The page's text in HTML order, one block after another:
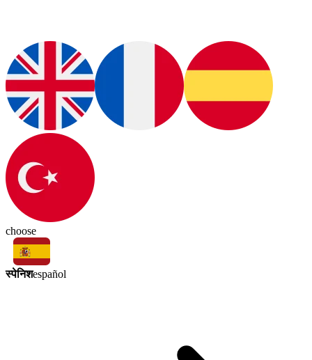
choose
स्पेनिशespañol